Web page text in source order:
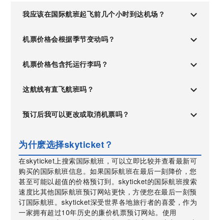
我应该在国际航班起飞前几个小时到达机场？
机票价格会根据季节变动吗？
机票价格包含托运行李吗？
这航线有直飞航班吗？
预订后我可以更改或取消机票吗？
为什麽选择skyticket？
在skyticket上搜索国际航班，可以立即比较并查看最新可
购买的国际航班信息。如果国际航班在最后一刻降价，您
甚至可能以超值的价格预订到。skyticket的国际航班搜索
速度比其他国际航班预订网站更快，方便您在最后一刻预
订国际航班。skyticket深受世界各地旅行者的喜爱，作为
一家拥有超过10年历史的廉价机票预订网站。使用